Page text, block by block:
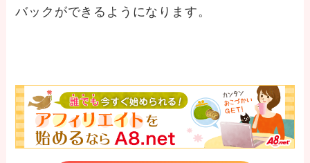
バックができるようになります。